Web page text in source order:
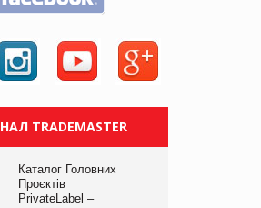
TRADEMASTER
Каталог Головних
Проєктів
PrivateLabel –